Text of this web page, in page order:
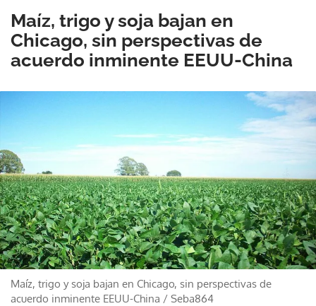
Maíz, trigo y soja bajan en
Chicago, sin perspectivas de
acuerdo inminente EEUU-China
Maíz, trigo y soja bajan en Chicago, sin perspectivas de
acuerdo inminente EEUU-China / Seba864